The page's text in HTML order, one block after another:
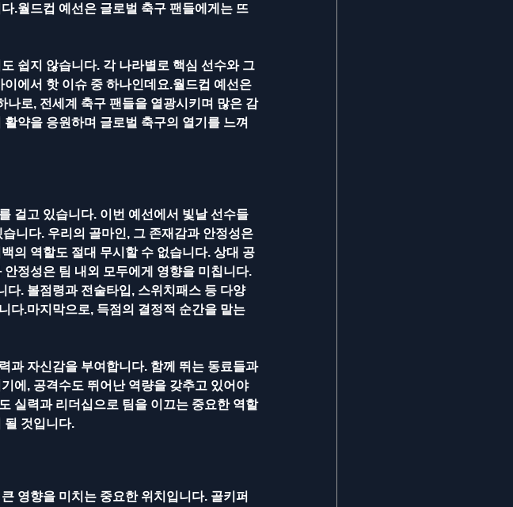
.월드컵 예선은 글로벌 축구 팬들에게는 뜨
쉽지 않습니다. 각 나라별로 핵심 선수와 그
에서 핫 이슈 중 하나인데요.월드컵 예선은
나로, 전세계 축구 팬들을 열광시키며 많은 감
약을 응원하며 글로벌 축구의 열기를 느껴
걸고 있습니다. 이번 예선에서 빛날 선수들
니다. 우리의 골마인, 그 존재감과 안정성은
의 역할도 절대 무시할 수 없습니다. 상대 공
정성은 팀 내외 모두에게 영향을 미칩니다.
. 볼점령과 전술타입, 스위치패스 등 다양
다.마지막으로, 득점의 결정적 순간을 맡는
과 자신감을 부여합니다. 함께 뛰는 동료들과
에, 공격수도 뛰어난 역량을 갖추고 있어야
실력과 리더십으로 팀을 이끄는 중요한 역할
될 것입니다.
영향을 미치는 중요한 위치입니다. 골키퍼